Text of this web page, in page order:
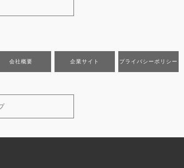
会社概要 企業サイト プライバシーポリシー